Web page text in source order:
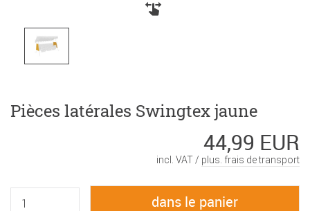
Pièces latérales Swingtex jaune
44,99 EUR
incl. VAT / plus. frais de transport